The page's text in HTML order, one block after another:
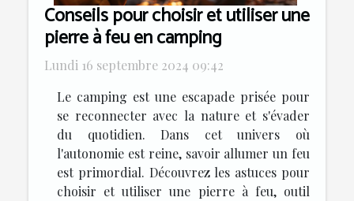
Conseils pour choisir et utiliser une
pierre à feu en camping
Lundi 16 septembre 2024 09:42
Le camping est une escapade prisée pour
se reconnecter avec la nature et s'évader
du quotidien. Dans cet univers où
l'autonomie est reine, savoir allumer un feu
est primordial. Découvrez les astuces pour
choisir et utiliser une pierre à feu, outil